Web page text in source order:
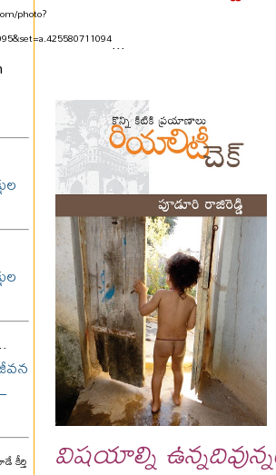
photo?
...
కీర్తి విషయాల్ని